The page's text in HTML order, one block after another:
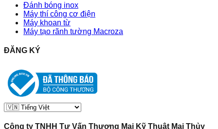
Đánh bóng inox
Máy thí công cơ điện
Máy khoan từ
Máy tạo rãnh tường Macroza
ĐĂNG KÝ
Công ty TNHH Tư Vấn Thương Mai Kỹ Thuật Mai Thủy